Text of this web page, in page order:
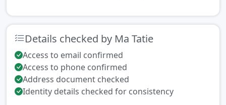
Details checked by Ma Tatie
Access to email confirmed
Access to phone confirmed
Address document checked
Identity details checked for consistency